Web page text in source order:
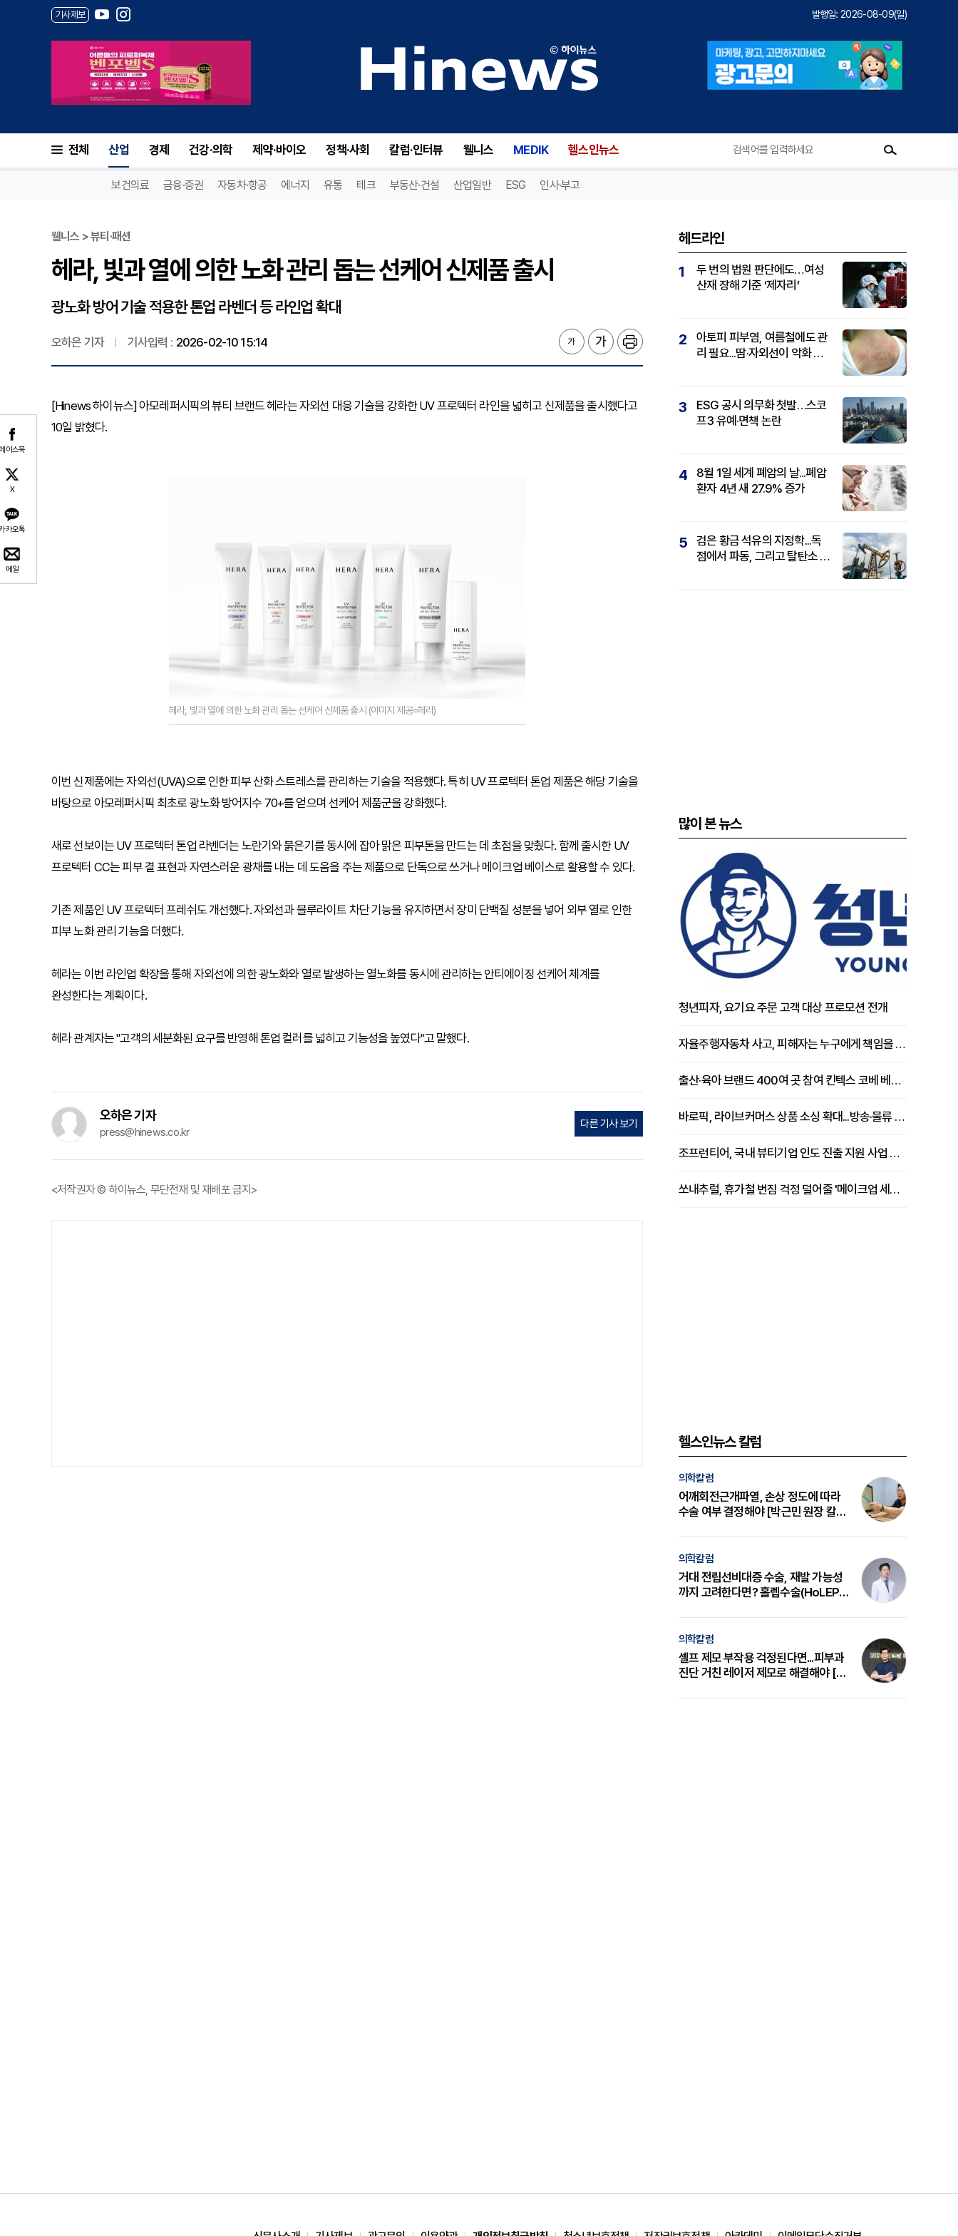
기사제보 발행일: 2026-08-09(일)
전체 산업 경제 건강·의학 제약·바이오 정책·사회 칼럼·인터뷰 웰니스 MEDIK 헬스인뉴스
보건의료 금융·증권 자동차·항공 에너지 유통 테크 부동산·건설 산업일반 ESG 인사·부고
이스북
X
카오톡
메일
웰니스 > 뷰티·패션
헤라, 빛과 열에 의한 노화 관리 돕는 선케어 신제품 출시
광노화 방어 기술 적용한 톤업 라벤더 등 라인업 확대
오하은 기자 기사입력 : 2026-02-10 15:14
[Hinews 하이뉴스] 아모레퍼시픽의 뷰티 브랜드 헤라는 자외선 대응 기술을 강화한 UV 프로텍터 라인을 넓히고 신제품을 출시했다고
10일 밝혔다.
헤라, 빛과 열에 의한 노화 관리 돕는 선케어 신제품 출시 (이미지 제공=헤라)
이번 신제품에는 자외선(UVA)으로 인한 피부 산화 스트레스를 관리하는 기술을 적용했다. 특히 UV 프로텍터 톤업 제품은 해당 기술을
바탕으로 아모레퍼시픽 최초로 광노화 방어지수 70+를 얻으며 선케어 제품군을 강화했다.
새로 선보이는 UV 프로텍터 톤업 라벤더는 노란기와 붉은기를 동시에 잡아 맑은 피부톤을 만드는 데 초점을 맞췄다. 함께 출시한 UV
프로텍터 CC는 피부 결 표현과 자연스러운 광채를 내는 데 도움을 주는 제품으로 단독으로 쓰거나 메이크업 베이스로 활용할 수 있다.
기존 제품인 UV 프로텍터 프레쉬도 개선했다. 자외선과 블루라이트 차단 기능을 유지하면서 장미 단백질 성분을 넣어 외부 열로 인한
피부 노화 관리 기능을 더했다.
헤라는 이번 라인업 확장을 통해 자외선에 의한 광노화와 열로 발생하는 열노화를 동시에 관리하는 안티에이징 선케어 체계를
완성한다는 계획이다.
헤라 관계자는 "고객의 세분화된 요구를 반영해 톤업 컬러를 넓히고 기능성을 높였다"고 말했다.
오하은 기자
press@hinews.co.kr
다른 기사 보기
<저작권자 © 하이뉴스, 무단전재 및 재배포 금지>
헤드라인
1
두 번의 법원 판단에도…여성
산재 장해 기준 ‘제자리’
2
아토피 피부염, 여름철에도 관
리 필요...땀·자외선이 악화 요
3
ESG 공시 의무화 첫발…스코
프3 유예·면책 논란
4
8월 1일 세계 폐암의 날...폐암
환자 4년 새 27.9% 증가
5
검은 황금 석유의 지정학...독
점에서 파동, 그리고 탈탄소 패
많이 본 뉴스
청년피자, 요기요 주문 고객 대상 프로모션 전개
자율주행자동차 사고, 피해자는 누구에게 책임을 물을 수 있을까
출산·육아 브랜드 400여 곳 참여 킨텍스 코베 베이비페어 개막
바로픽, 라이브커머스 상품 소싱 확대...방송·물류 원스톱 지원 강화
조프런티어, 국내 뷰티기업 인도 진출 지원 사업 추진
쏘내추럴, 휴가철 번짐 걱정 덜어줄 '메이크업 세팅 멀티 매직 실러' 제안
헬스인뉴스 칼럼
의학칼럼
어깨회전근개파열, 손상 정도에 따라
수술 여부 결정해야 [박근민 원장 칼
의학칼럼
거대 전립선비대증 수술, 재발 가능성
까지 고려한다면? 홀렙수술(HoLEP)
의학칼럼
셀프 제모 부작용 걱정된다면...피부과
진단 거친 레이저 제모로 해결해야 [변